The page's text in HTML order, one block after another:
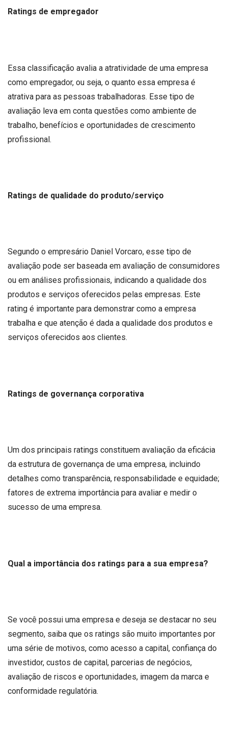
Ratings de empregador
Essa classificação avalia a atratividade de uma empresa
como empregador, ou seja, o quanto essa empresa é
atrativa para as pessoas trabalhadoras. Esse tipo de
avaliação leva em conta questões como ambiente de
trabalho, benefícios e oportunidades de crescimento
profissional.
Ratings de qualidade do produto/serviço
Segundo o empresário Daniel Vorcaro, esse tipo de
avaliação pode ser baseada em avaliação de consumidores
ou em análises profissionais, indicando a qualidade dos
produtos e serviços oferecidos pelas empresas. Este
rating é importante para demonstrar como a empresa
trabalha e que atenção é dada a qualidade dos produtos e
serviços oferecidos aos clientes.
Ratings de governança corporativa
Um dos principais ratings constituem avaliação da eficácia
da estrutura de governança de uma empresa, incluindo
detalhes como transparência, responsabilidade e equidade;
fatores de extrema importância para avaliar e medir o
sucesso de uma empresa.
Qual a importância dos ratings para a sua empresa?
Se você possui uma empresa e deseja se destacar no seu
segmento, saiba que os ratings são muito importantes por
uma série de motivos, como acesso a capital, confiança do
investidor, custos de capital, parcerias de negócios,
avaliação de riscos e oportunidades, imagem da marca e
conformidade regulatória.